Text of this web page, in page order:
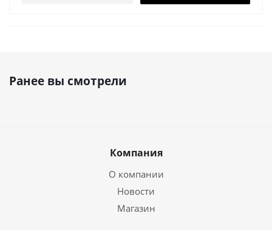
Ранее вы смотрели
Компания
О компании
Новости
Магазин